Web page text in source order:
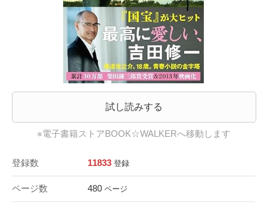
試し読みする
※電子書籍ストアBOOK☆WALKERへ移動します
登録数 11833 登録
ページ数 480 ページ